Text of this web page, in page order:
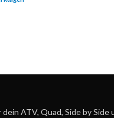
ATV, Quad, Side by Side